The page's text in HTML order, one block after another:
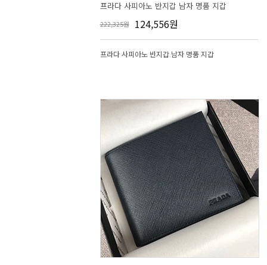
프라다 사피아노 반지갑 남자 명품 지갑
222,325원 124,556원
프라다 사피아노 반지갑 남자 명품 지갑